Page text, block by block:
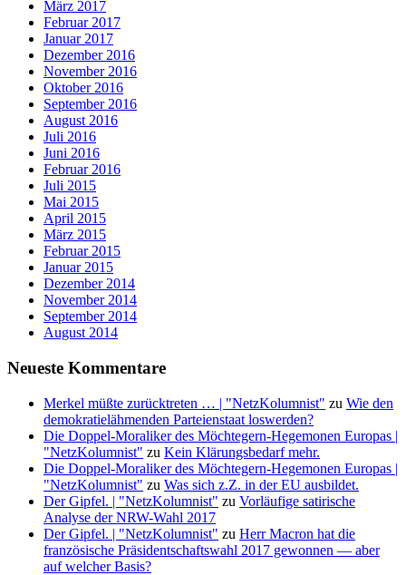
März 2017
Februar 2017
Januar 2017
Dezember 2016
November 2016
Oktober 2016
September 2016
August 2016
Juli 2016
Juni 2016
Februar 2016
Juli 2015
Mai 2015
April 2015
März 2015
Februar 2015
Januar 2015
Dezember 2014
November 2014
September 2014
August 2014
Neueste Kommentare
Merkel müßte zurücktreten … | "NetzKolumnist" zu Wie den
demokratielähmenden Parteienstaat loswerden?
Die Doppel-Moraliker des Möchtegern-Hegemonen Europas |
"NetzKolumnist" zu Kein Klärungsbedarf mehr.
Die Doppel-Moraliker des Möchtegern-Hegemonen Europas |
"NetzKolumnist" zu Was sich z.Z. in der EU ausbildet.
Der Gipfel. | "NetzKolumnist" zu Vorläufige satirische
Analyse der NRW-Wahl 2017
Der Gipfel. | "NetzKolumnist" zu Herr Macron hat die
französische Präsidentschaftswahl 2017 gewonnen — aber
auf welcher Basis?